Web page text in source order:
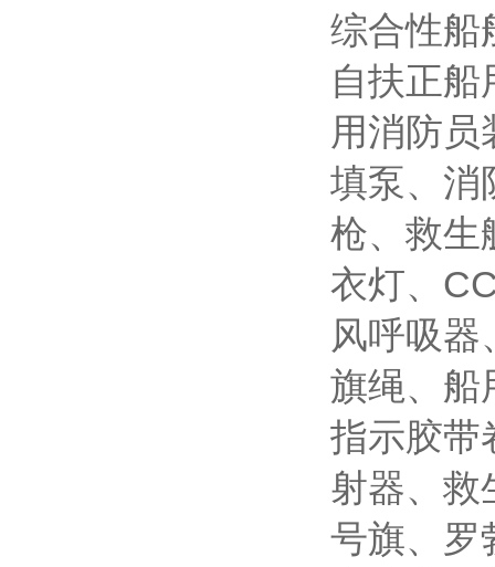
综合性船
自扶正
用消防
填泵、消
枪、救生
衣灯、
风呼吸
旗绳、船
指示胶带
射器、救
号旗、罗